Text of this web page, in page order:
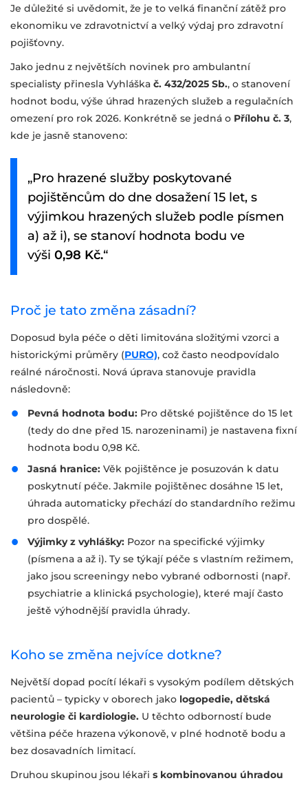
Je důležité si uvědomit, že je to velká finanční zátěž pro
ekonomiku ve zdravotnictví a velký výdaj pro zdravotní
pojišťovny.
Jako jednu z největších novinek pro ambulantní
specialisty přinesla Vyhláška č. 432/2025 Sb., o stanovení
hodnot bodu, výše úhrad hrazených služeb a regulačních
omezení pro rok 2026. Konkrétně se jedná o Přílohu č. 3,
kde je jasně stanoveno:
„Pro hrazené služby poskytované
pojištěncům do dne dosažení 15 let, s
výjimkou hrazených služeb podle písmen
a) až i), se stanoví hodnota bodu ve
výši 0,98 Kč.“
Proč je tato změna zásadní?
Doposud byla péče o děti limitována složitými vzorci a
historickými průměry (PURO), což často neodpovídalo
reálné náročnosti. Nová úprava stanovuje pravidla
následovně:
Pevná hodnota bodu: Pro dětské pojištěnce do 15 let
(tedy do dne před 15. narozeninami) je nastavena fixní
hodnota bodu 0,98 Kč.
Jasná hranice: Věk pojištěnce je posuzován k datu
poskytnutí péče. Jakmile pojištěnec dosáhne 15 let,
úhrada automaticky přechází do standardního režimu
pro dospělé.
Výjimky z vyhlášky: Pozor na specifické výjimky
(písmena a až i). Ty se týkají péče s vlastním režimem,
jako jsou screeningy nebo vybrané odbornosti (např.
psychiatrie a klinická psychologie), které mají často
ještě výhodnější pravidla úhrady.
Koho se změna nejvíce dotkne?
Největší dopad pocítí lékaři s vysokým podílem dětských
pacientů – typicky v oborech jako logopedie, dětská
neurologie či kardiologie. U těchto odborností bude
většina péče hrazena výkonově, v plné hodnotě bodu a
bez dosavadních limitací.
Druhou skupinou jsou lékaři s kombinovanou úhradou